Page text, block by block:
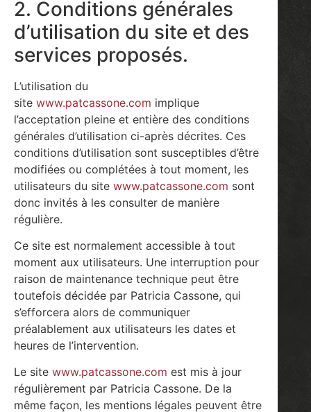
2. Conditions générales
d’utilisation du site et des
services proposés.
L’utilisation du
site www.patcassone.com implique
l’acceptation pleine et entière des conditions
générales d’utilisation ci-après décrites. Ces
conditions d’utilisation sont susceptibles d’être
modifiées ou complétées à tout moment, les
utilisateurs du site www.patcassone.com sont
donc invités à les consulter de manière
régulière.
Ce site est normalement accessible à tout
moment aux utilisateurs. Une interruption pour
raison de maintenance technique peut être
toutefois décidée par Patricia Cassone, qui
s’efforcera alors de communiquer
préalablement aux utilisateurs les dates et
heures de l’intervention.
Le site www.patcassone.com est mis à jour
régulièrement par Patricia Cassone. De la
même façon, les mentions légales peuvent être